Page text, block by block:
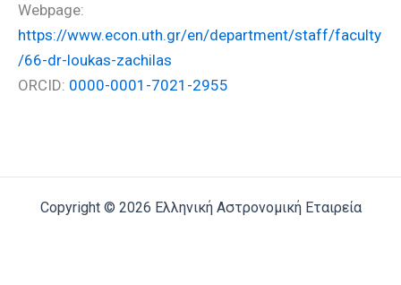
Webpage:
https://www.econ.uth.gr/en/department/staff/faculty
/66-dr-loukas-zachilas
ORCID: 0000-0001-7021-2955
Copyright © 2026 Ελληνική Αστρονομική Εταιρεία